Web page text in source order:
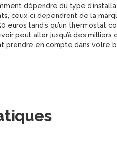
dépendre du type
ceux-ci dépendront de la
euros tandis qu’un thermostat
peut aller jusqu’à des
prendre en compte dans votre